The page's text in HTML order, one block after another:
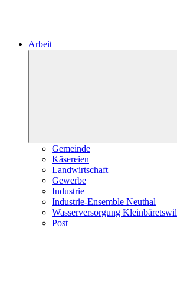
Arbeit
Gemeinde
Käsereien
Landwirtschaft
Gewerbe
Industrie
Industrie-Ensemble Neuthal
Wasserversorgung Kleinbäretswil
Post